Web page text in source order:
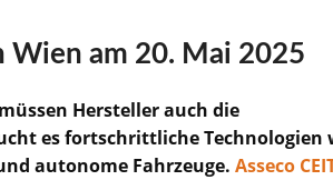
Wien am 20. Mai 2025
Hersteller auch die
es fortschrittliche Technologien
autonome Fahrzeuge. Asseco